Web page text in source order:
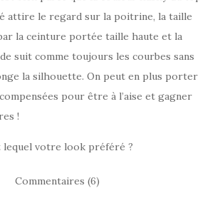
attire le regard sur la poitrine, la taille
la ceinture portée taille haute et la
suit comme toujours les courbes sans
la silhouette. On peut en plus porter
pour être à l’aise et gagner
!
lequel votre look préféré ?
Commentaires (6)